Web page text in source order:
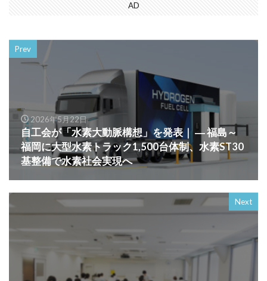
AD
Prev
2026年5月22日
自工会が「水素大動脈構想」を発表｜ ― 福島～
福岡に大型水素トラック1,500台体制、水素ST30
基整備で水素社会実現へ
Next